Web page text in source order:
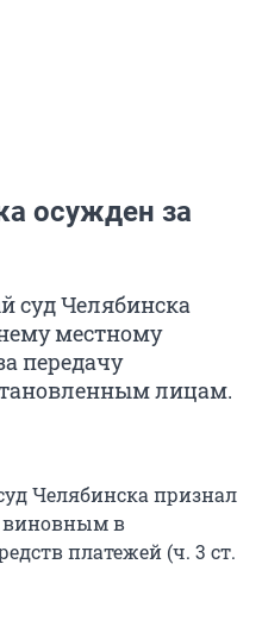
осужден за
суд Челябинска
местному
передачу
лицам.
Челябинска признал
виновным в
платежей (ч. 3 ст.